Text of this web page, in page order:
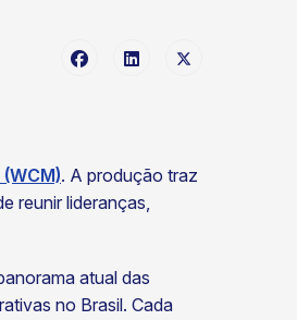
. A produção traz
reunir lideranças,
atual das
no Brasil. Cada